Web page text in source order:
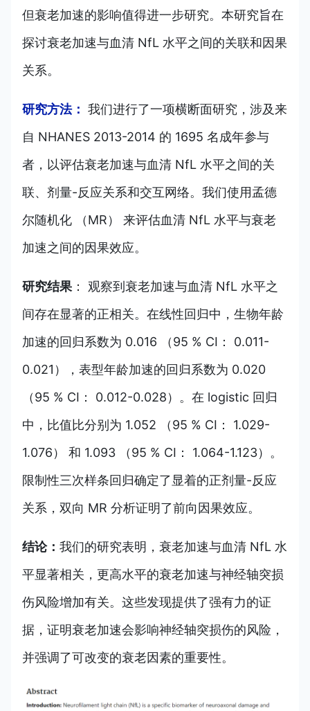
但衰老加速的影响值得进一步研究。本研究旨在
探讨衰老加速与血清 NfL 水平之间的关联和因果
关系。
研究方法： 我们进行了一项横断面研究，涉及来
自 NHANES 2013-2014 的 1695 名成年参与
者，以评估衰老加速与血清 NfL 水平之间的关
联、剂量-反应关系和交互网络。我们使用孟德
尔随机化 （MR） 来评估血清 NfL 水平与衰老
加速之间的因果效应。
研究结果：
观察到衰老加速与血清 NfL 水平之
间存在显著的正相关。在线性回归中，生物年龄
加速的回归系数为 0.016 （95 % CI： 0.011-
0.021），表型年龄加速的回归系数为 0.020
（95 % CI： 0.012-0.028）。在 logistic 回归
中，比值比分别为 1.052 （95 % CI： 1.029-
1.076） 和 1.093 （95 % CI： 1.064-1.123）。
限制性三次样条回归确定了显着的正剂量-反应
关系，双向 MR 分析证明了前向因果效应。
结论： 我们的研究表明，衰老加速与血清 NfL 水
平显著相关，更高水平的衰老加速与神经轴突损
伤风险增加有关。这些发现提供了强有力的证
据，证明衰老加速会影响神经轴突损伤的风险，
并强调了可改变的衰老因素的重要性。